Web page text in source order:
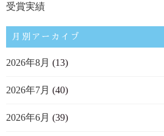
受賞実績
月別アーカイブ
2026年8月 (13)
2026年7月 (40)
2026年6月 (39)